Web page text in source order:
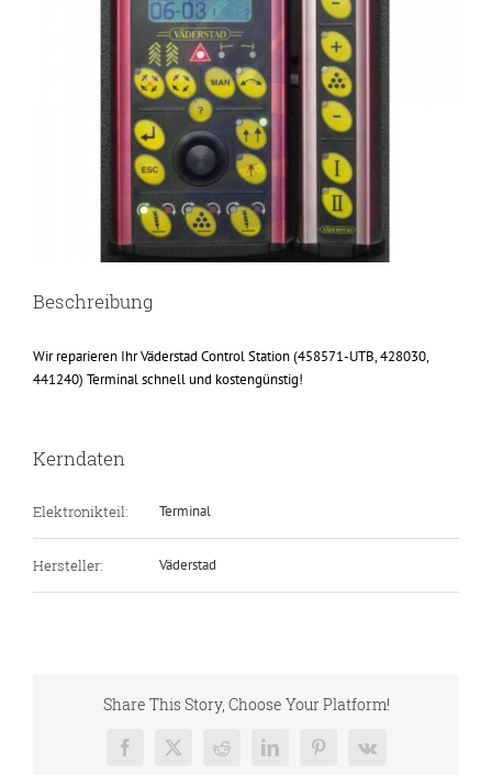
Beschreibung
Wir reparieren Ihr Väderstad Control Station (458571-UTB, 428030,
441240) Terminal schnell und kostengünstig!
Kerndaten
Elektronikteil: Terminal
Hersteller: Väderstad
Share This Story, Choose Your Platform!
Facebook
X RedditLinkedInPinterest
Vk